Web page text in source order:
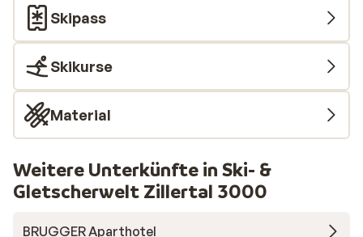
Skipass
Skikurse
Material
Weitere Unterkünfte in Ski- &
Gletscherwelt Zillertal 3000
BRUGGER Aparthotel